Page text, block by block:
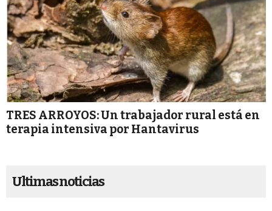
TRES ARROYOS: Un trabajador rural está en
terapia intensiva por Hantavirus
Ultimas noticias